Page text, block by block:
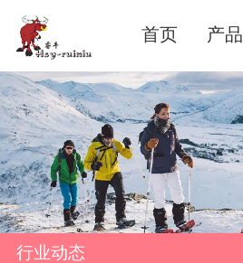
首页 产品
行业动态